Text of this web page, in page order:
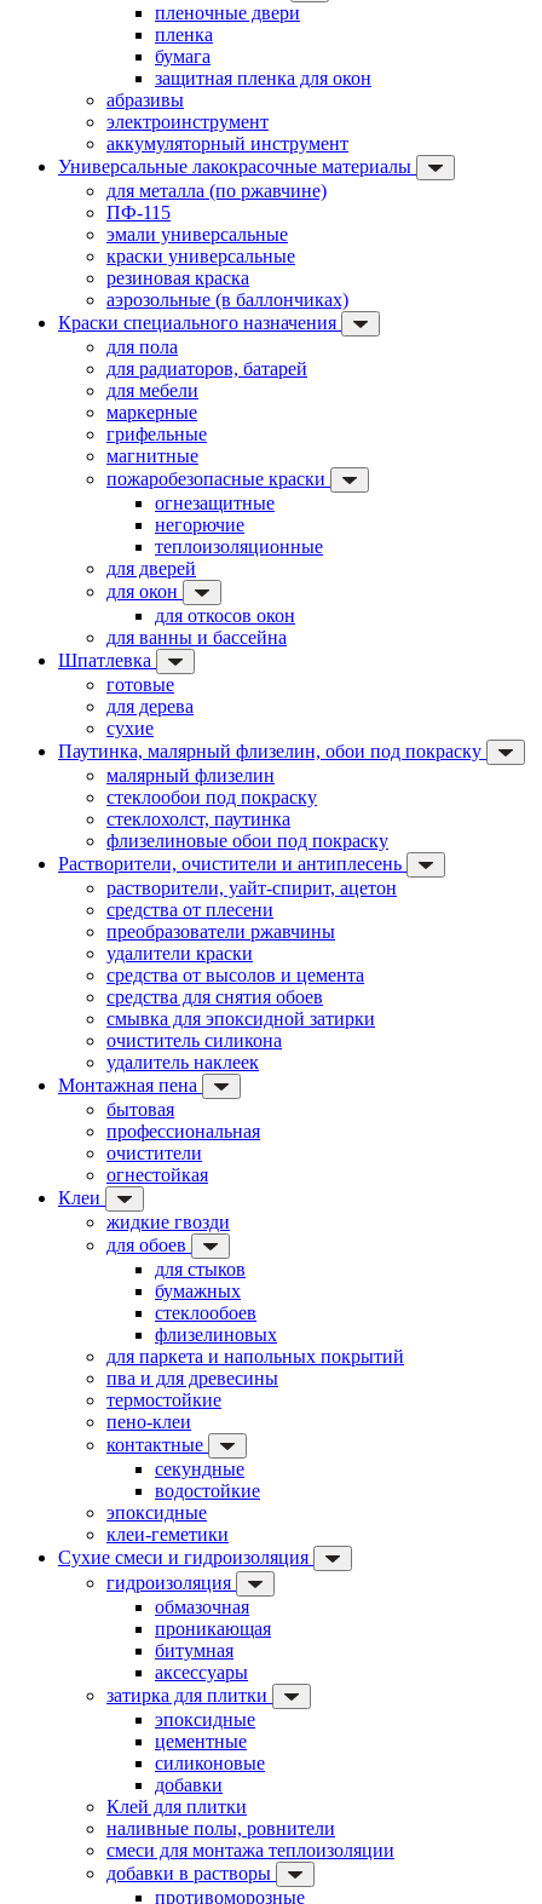
пленочные двери
пленка
бумага
защитная пленка для окон
абразивы
электроинструмент
аккумуляторный инструмент
Универсальные лакокрасочные материалы
для металла (по ржавчине)
ПФ-115
эмали универсальные
краски универсальные
резиновая краска
аэрозольные (в баллончиках)
Краски специального назначения
для пола
для радиаторов, батарей
для мебели
маркерные
грифельные
магнитные
пожаробезопасные краски
огнезащитные
негорючие
теплоизоляционные
для дверей
для окон
для откосов окон
для ванны и бассейна
Шпатлевка
готовые
для дерева
сухие
Паутинка, малярный флизелин, обои под покраску
малярный флизелин
стеклообои под покраску
стеклохолст, паутинка
флизелиновые обои под покраску
Растворители, очистители и антиплесень
растворители, уайт-спирит, ацетон
средства от плесени
преобразователи ржавчины
удалители краски
средства от высолов и цемента
средства для снятия обоев
смывка для эпоксидной затирки
очиститель силикона
удалитель наклеек
Монтажная пена
бытовая
профессиональная
очистители
огнестойкая
Клеи
жидкие гвозди
для обоев
для стыков
бумажных
стеклообоев
флизелиновых
для паркета и напольных покрытий
пва и для древесины
термостойкие
пено-клеи
контактные
секундные
водостойкие
эпоксидные
клеи-геметики
Сухие смеси и гидроизоляция
гидроизоляция
обмазочная
проникающая
битумная
аксессуары
затирка для плитки
эпоксидные
цементные
силиконовые
добавки
Клей для плитки
наливные полы, ровнители
смеси для монтажа теплоизоляции
добавки в растворы
противоморозные